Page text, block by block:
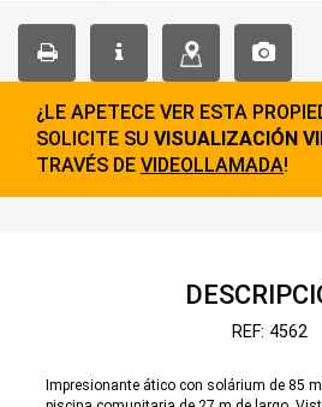
¿LE APETECE VER ESTA
SOLICITE SU VISUALIZACIÓN
TRAVÉS DE VIDEOLLAMADA!
REF: 4562
Impresionante ático con solárium de 85